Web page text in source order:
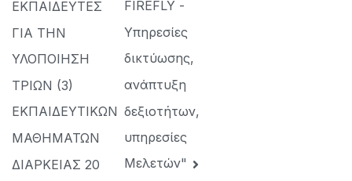
ΕΚΠΑΙΔΕΥΤΕΣ
ΓΙΑ ΤΗΝ
ΥΛΟΠΟΙΗΣΗ
ΤΡΙΩΝ (3)
ΕΚΠΑΙΔΕΥΤΙΚΩΝ
ΜΑΘΗΜΑΤΩΝ
ΔΙΑΡΚΕΙΑΣ 20
FIREFLY -
Υπηρεσίες
δικτύωσης,
ανάπτυξη
δεξιοτήτων,
υπηρεσίες
Μελετών"